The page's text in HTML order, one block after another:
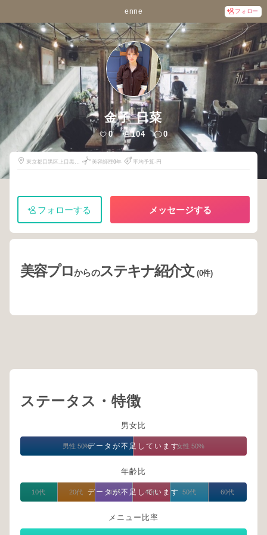
enne フォロー
金子 日菜
0 104 0
東京都目黒区上目黒2
美容師歴0年 平均予算-円
フォローする メッセージする
美容プロからのステキナ紹介文(0件)
ステータス・特徴
男女比
データが不足しています
男性 50% 女性 50%
年齢比
データが不足しています
10代 20代 30代 40代 50代 60代
メニュー比率